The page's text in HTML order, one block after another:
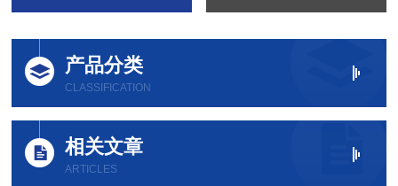
产品分类
CLASSIFICATION
相关文章
ARTICLES